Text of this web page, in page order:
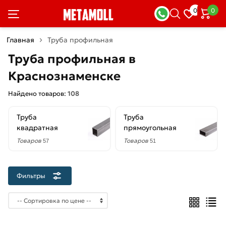
0 0
Главная Труба профильная
Труба профильная в
Краснознаменске
Найдено товаров: 108
Труба
квадратная
Товаров 57
Труба
прямоугольная
Товаров 51
Фильтры
Фильтры
×
скидкой
руб.
—
стенки